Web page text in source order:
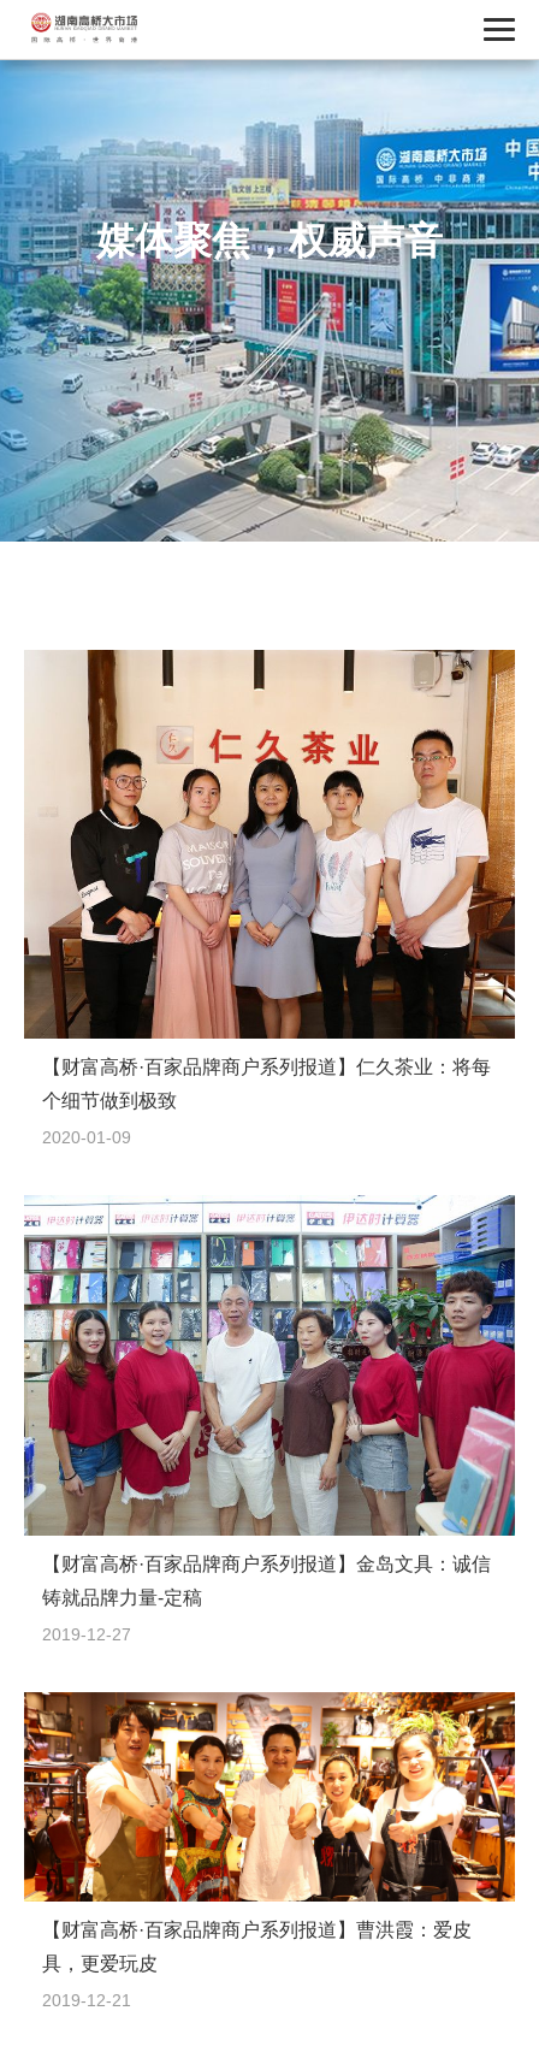
媒体聚焦，权威声音
【财富高桥·百家品牌商户系列报道】仁久茶业：将每
个细节做到极致
2020-01-09
【财富高桥·百家品牌商户系列报道】金岛文具：诚信
铸就品牌力量-定稿
2019-12-27
【财富高桥·百家品牌商户系列报道】曹洪霞：爱皮
具，更爱玩皮
2019-12-21